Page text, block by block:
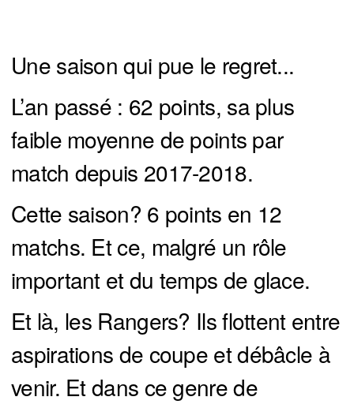
Une saison qui pue le regret...
L’an passé : 62 points, sa plus
faible moyenne de points par
match depuis 2017-2018.
Cette saison? 6 points en 12
matchs. Et ce, malgré un rôle
important et du temps de glace.
Et là, les Rangers? Ils flottent entre
aspirations de coupe et débâcle à
venir. Et dans ce genre de